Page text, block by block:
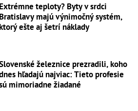
Extrémne teploty? Byty v srdci
Bratislavy majú výnimočný systém,
ktorý ešte aj šetrí náklady
železnice prezradili, koho
hľadajú najviac: Tieto profesie
mimoriadne žiadané